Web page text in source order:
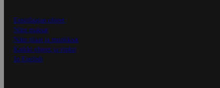
Ensitilaajan ohjeet
Näin maksat
Näin tilaat ja muokkaat
Kaikki ohjeet ja vinkit
In English